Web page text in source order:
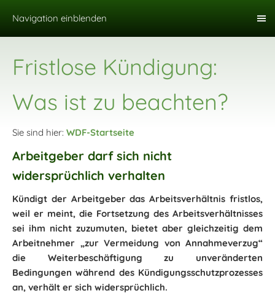
Navigation einblenden
Fristlose Kündigung:
Was ist zu beachten?
Sie sind hier: WDF-Startseite
Arbeitgeber darf sich nicht
widersprüchlich verhalten
Kündigt der Arbeitgeber das Arbeitsverhältnis fristlos,
weil er meint, die Fortsetzung des Arbeitsverhältnisses
sei ihm nicht zuzumuten, bietet aber gleichzeitig dem
Arbeitnehmer „zur Vermeidung von Annahmeverzug“
die Weiterbeschäftigung zu unveränderten
Bedingungen während des Kündigungsschutzprozesses
an, verhält er sich widersprüchlich.